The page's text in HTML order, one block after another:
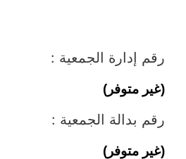
رقم إدارة الجمعية :
(غير متوفر)
رقم بدالة الجمعية :
(غير متوفر)